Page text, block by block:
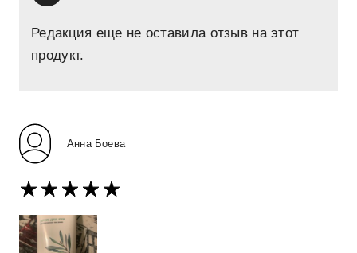
Редакция еще не оставила отзыв на этот
продукт.
Анна Боева